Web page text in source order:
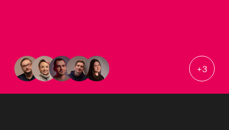
+3